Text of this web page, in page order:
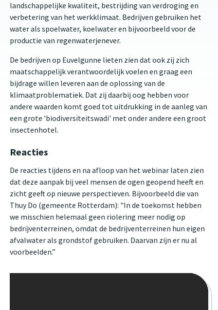
landschappelijke kwaliteit, bestrijding van verdroging en
verbetering van het werkklimaat. Bedrijven gebruiken het
water als spoelwater, koelwater en bijvoorbeeld voor de
productie van regenwaterjenever.
De bedrijven op Euvelgunne lieten zien dat ook zij zich
maatschappelijk verantwoordelijk voelen en graag een
bijdrage willen leveren aan de oplossing van de
klimaatproblematiek. Dat zij daarbij oog hebben voor
andere waarden komt goed tot uitdrukking in de aanleg van
een grote 'biodiversiteitswadi' met onder andere een groot
insectenhotel.
Reacties
De reacties tijdens en na afloop van het webinar laten zien
dat deze aanpak bij veel mensen de ogen geopend heeft en
zicht geeft op nieuwe perspectieven. Bijvoorbeeld die van
Thuy Do (gemeente Rotterdam): "In de toekomst hebben
we misschien helemaal geen riolering meer nodig op
bedrijventerreinen, omdat de bedrijventerreinen hun eigen
afvalwater als grondstof gebruiken. Daarvan zijn er nu al
voorbeelden.”